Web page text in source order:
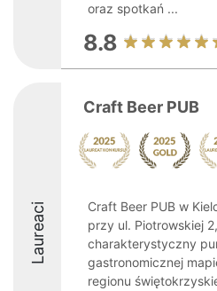
oraz spotkań ...
8.8
Laureaci
Craft Beer PUB
Craft Beer PUB w
przy ul. Piotrowskiej
charakterystyczny
gastronomicznej
regionu